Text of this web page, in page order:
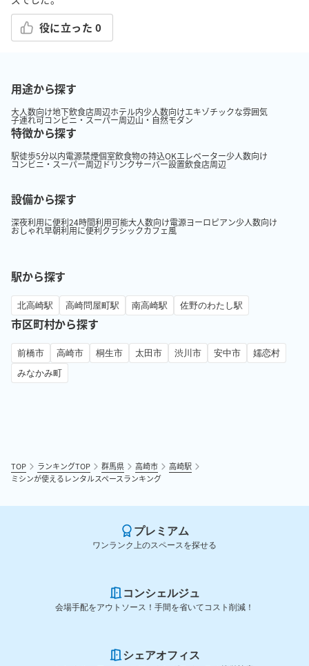
役に立った 0
用途から探す
大人数向け地下飲食店周辺ホテル内少人数向けエキゾチックな雰囲気
子連れ可コンビニ・スーパー周辺山・自然モダン
特徴から探す
駅徒歩5分以内電源禁煙個室飲食物の持込OKエレベーター少人数向け
コンビニ・スーパー周辺ドリンクサーバー設置飲食店周辺
設備から探す
深夜利用に便利24時間利用可能大人数向け電源ヨーロピアン少人数向け
おしゃれ早朝利用に便利クラシックカフェ風
駅から探す
北高崎駅 高崎問屋町駅 南高崎駅 佐野のわたし駅
市区町村から探す
前橋市 高崎市 桐生市 太田市 渋川市 安中市
嬬恋村
みなかみ町
TOP ランキングTOP 群馬県 高崎市
高崎駅
ミシンが使えるレンタルスペースランキング
プレミアム
ワンランク上のスペースを探せる
コンシェルジュ
会場手配をアウトソース！手間を省いてコスト削減！
シェアオフィス